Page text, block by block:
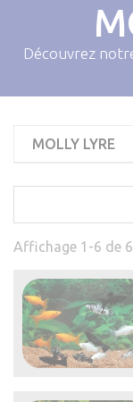
Découvrez
MOLLY LYRE
Affichage 1-6 de